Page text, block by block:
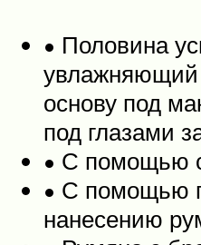
• Половина
увлажняющий
основу под
под глазами
• С помощью
• С помощью
нанесению